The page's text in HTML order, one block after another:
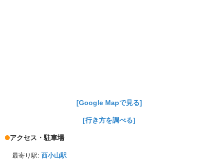
[Google Mapで見る]
[行き方を調べる]
アクセス・駐車場
最寄り駅: 西小山駅